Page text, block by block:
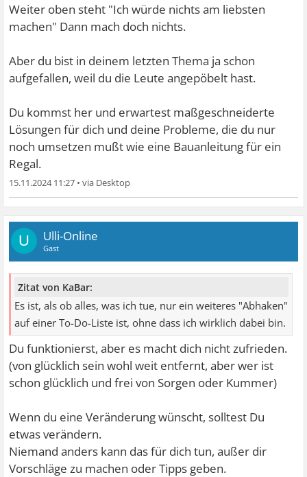
Weiter oben steht "Ich würde nichts am liebsten
machen" Dann mach doch nichts.
Aber du bist in deinem letzten Thema ja schon
aufgefallen, weil du die Leute angepöbelt hast.
Du kommst her und erwartest maßgeschneiderte
Lösungen für dich und deine Probleme, die du nur
noch umsetzen mußt wie eine Bauanleitung für ein
Regal.
15.11.2024 11:27 •
U Ulli-Online
Gast
Zitat von KaBar:
Es ist, als ob alles, was ich tue, nur ein weiteres "Abhaken"
auf einer To-Do-Liste ist, ohne dass ich wirklich dabei bin.
Du funktionierst, aber es macht dich nicht zufrieden.
(von glücklich sein wohl weit entfernt, aber wer ist
schon glücklich und frei von Sorgen oder Kummer)
Wenn du eine Veränderung wünscht, solltest Du
etwas verändern.
Niemand anders kann das für dich tun, außer dir
Vorschläge zu machen oder Tipps geben.